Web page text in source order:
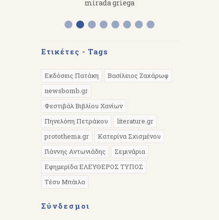
mirada griega
Ετικέτες - Tags
Εκδόσεις Πατάκη
Βασίλειος Ζαχάρωφ
newsbomb.gr
Φεστιβάλ Βιβλίου Χανίων
Πηνελόπη Πετράκου
literature.gr
protothema.gr
Κατερίνα Σχισμένου
Γιάννης Αντωνιάδης
Σεμινάρια
Εφημερίδα ΕΛΕΥΘΕΡΟΣ ΤΥΠΟΣ
Τέσυ Μπάιλα
Σύνδεσμοι